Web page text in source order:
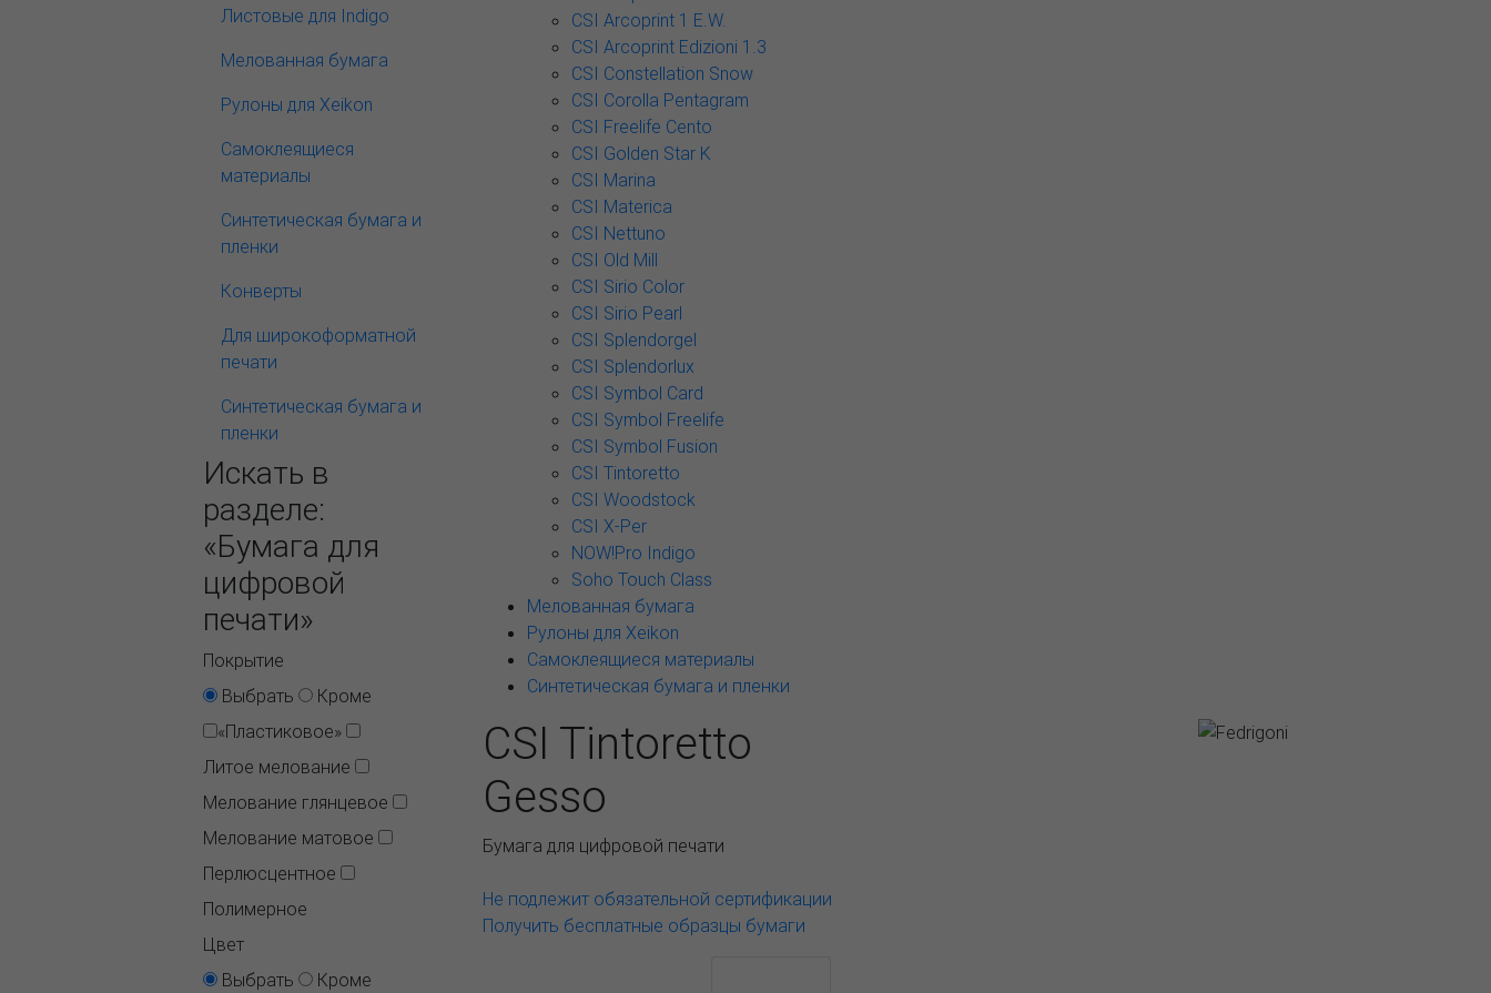
Листовые для Indigo
Мелованная бумага
Рулоны для Xeikon
Самоклеящиеся
материалы
Синтетическая бумага и
пленки
Конверты
Для широкоформатной
печати
Синтетическая бумага и
пленки
Искать в
разделе:
«Бумага для
цифровой
печати»
Покрытие
Выбрать
Кроме
«Пластиковое»
Литое мелование
Мелование глянцевое
Мелование матовое
Перлюсцентное
Полимерное
Цвет
Выбрать
Кроме
CSI Arcoprint 1 E.W.
CSI Arcoprint Edizioni 1.3
CSI Constellation Snow
CSI Corolla Pentagram
CSI Freelife Cento
CSI Golden Star K
CSI Marina
CSI Materica
CSI Nettuno
CSI Old Mill
CSI Sirio Color
CSI Sirio Pearl
CSI Splendorgel
CSI Splendorlux
CSI Symbol Card
CSI Symbol Freelife
CSI Symbol Fusion
CSI Tintoretto
CSI Woodstock
CSI X-Per
NOW!Pro Indigo
Soho Touch Class
Мелованная бумага
Рулоны для Xeikon
Самоклеящиеся материалы
Синтетическая бумага и пленки
CSI Tintoretto
Gesso
Бумага для цифровой печати
Не подлежит обязательной сертификации
Получить бесплатные образцы бумаги